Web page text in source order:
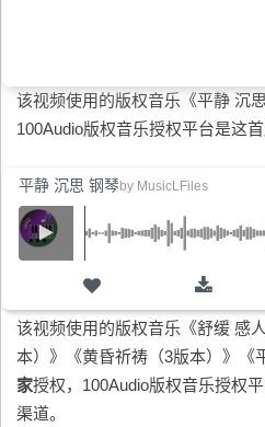
该视频使用的版权音乐《平静 沉
100Audio版权音乐授权平台是这
平静 沉思 钢琴by MusicLFiles
该视频使用的版权音乐《舒缓 感
本）》《黄昏祈祷（3版本）》《
家授权，100Audio版权音乐授权
渠道。